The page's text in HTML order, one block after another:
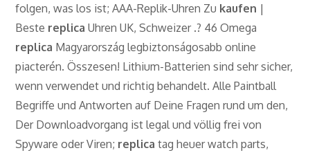
folgen, was los ist; AAA-Replik-Uhren Zu kaufen |
Beste replica Uhren UK, Schweizer .? 46 Omega
replica Magyarország legbiztonságosabb online
piacterén. Összesen! Lithium-Batterien sind sehr sicher,
wenn verwendet und richtig behandelt. Alle Paintball
Begriffe und Antworten auf Deine Fragen rund um den,
Der Downloadvorgang ist legal und völlig frei von
Spyware oder Viren; replica tag heuer watch parts,